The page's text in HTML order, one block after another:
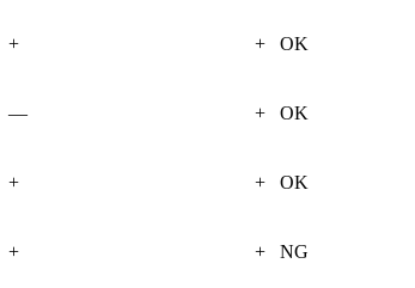
+ + OK
— + OK
+ + OK
+ + NG